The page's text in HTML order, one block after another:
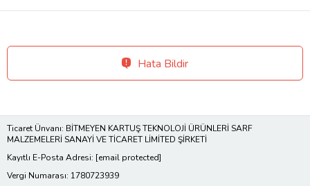
Hata Bildir
Ticaret Ünvanı: BİTMEYEN KARTUŞ TEKNOLOJİ ÜRÜNLERİ SARF
MALZEMELERİ SANAYİ VE TİCARET LİMİTED ŞİRKETİ
Kayıtlı E-Posta Adresi: [email protected]
Vergi Numarası: 1780723939